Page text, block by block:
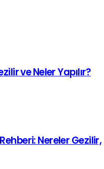
ve Neler Yapılır?
Nereler Gezilir,